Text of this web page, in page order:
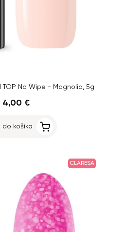
TOP No Wipe - Magnolia, 5g
4,00 €
do košíka
CLARESA